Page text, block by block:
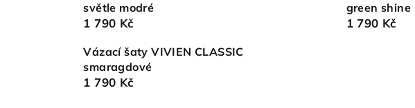
světle modré
1 790 Kč
green shine
1 790 Kč
Vázací šaty VIVIEN CLASSIC
smaragdové
1 790 Kč